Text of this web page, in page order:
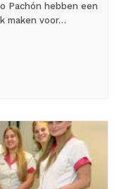
Pachón hebben een
maken voor…